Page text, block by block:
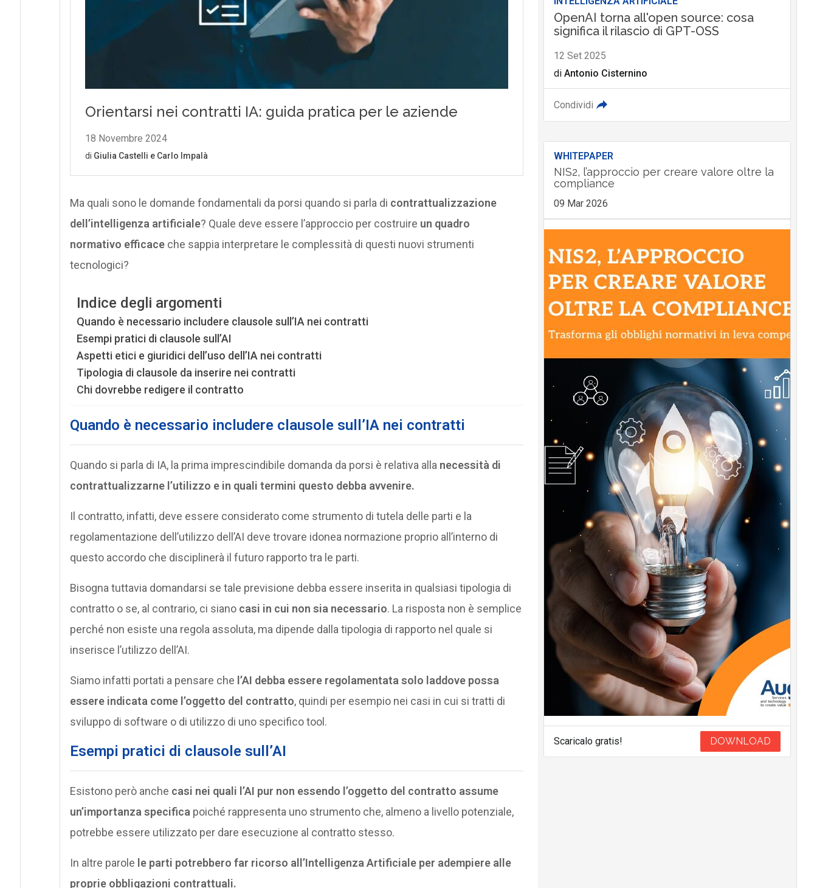
Ma quali sono le domande fondamentali da porsi quando si parla di contrattualizzazione
dell’intelligenza artificiale? Quale deve essere l’approccio per costruire un quadro
normativo efficaceche sappia interpretare le complessità di questi nuovi strumenti
tecnologici?
Indice degli argomenti
Quando è necessario includere clausole sull’IA nei contratti
Esempi pratici di clausole sull’AI
Aspetti etici e giuridici dell’uso dell’IA nei contratti
Tipologia di clausole da inserire nei contratti
Chi dovrebbe redigere il contratto
Quando è necessario includere clausole sull’IA nei contratti
Quando si parla di IA, la prima imprescindibile domanda da porsi è relativa alla necessità di
contrattualizzarne l’utilizzo e in quali termini questo debba avvenire.
Il contratto, infatti, deve essere considerato come strumento di tutela delle parti e la
regolamentazione dell’utilizzo dell’AI deve trovare idonea normazione proprio all’interno di
questo accordo che disciplinerà il futuro rapporto tra le parti.
Bisogna tuttavia domandarsi se tale previsione debba essere inserita in qualsiasi tipologia di
contratto o se, al contrario, ci siano casi in cui non sia necessario. La risposta non è semplice
perché non esiste una regola assoluta, ma dipende dalla tipologia di rapporto nel quale si
inserisce l’utilizzo dell’AI.
Siamo infatti portati a pensare che l’AI debba essere regolamentata solo laddove possa
essere indicata come l’oggetto del contratto, quindi per esempio nei casi in cui si tratti di
sviluppo di software o di utilizzo di uno specifico tool.
Esempi pratici di clausole sull’AI
Esistono però anche casi nei quali l’AI pur non essendo l’oggetto del contratto assume
un’importanza specifica poiché rappresenta uno strumento che, almeno a livello potenziale,
potrebbe essere utilizzato per dare esecuzione al contratto stesso.
In altre parole le parti potrebbero far ricorso all’Intelligenza Artificiale per adempiere alle
proprie obbligazioni contrattuali.
OpenAI torna all'open source: cosa
significa il rilascio di GPT-OSS
12 Set 2025
di Antonio Cisternino
Condividi
WHITEPAPER
NIS2, l’approccio per creare valore oltre la
compliance
09 Mar 2026
Scaricalo gratis! DOWNLOAD